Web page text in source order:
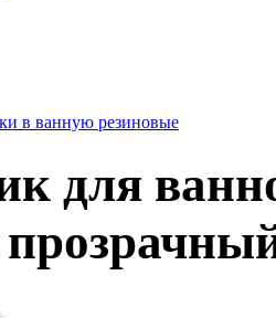
в ванную резиновые
для